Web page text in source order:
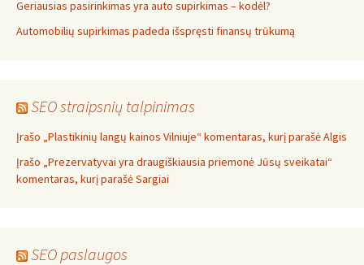
Geriausias pasirinkimas yra auto supirkimas – kodėl?
Automobilių supirkimas padeda išspręsti finansų trūkumą
SEO straipsnių talpinimas
Įrašo „Plastikinių langų kainos Vilniuje“ komentaras, kurį parašė Algis
Įrašo „Prezervatyvai yra draugiškiausia priemonė Jūsų sveikatai“
komentaras, kurį parašė Sargiai
SEO paslaugos